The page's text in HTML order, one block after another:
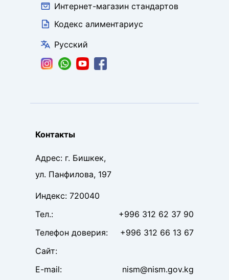
Интернет-магазин стандартов
Кодекс алиментариус
Русский
Контакты
Адрес: г. Бишкек,
ул. Панфилова, 197
Индекс: 720040
Тел.:
+996 312 62 37 90
Телефон доверия:
+996 312 66 13 67
Сайт:
E-mail:
nism@nism.gov.kg